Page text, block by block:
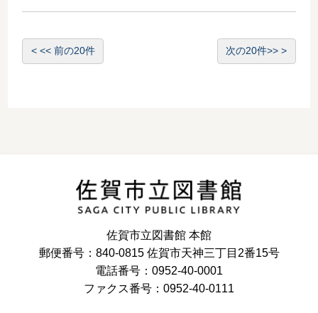
<< 前の20件 次の20件>>
佐賀市立図書館 本館
郵便番号：840-0815 佐賀市天神三丁目2番15号
電話番号：0952-40-0001
ファクス番号：0952-40-0111